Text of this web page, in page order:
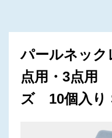
パールネック
点用・3点用
ズ 10個入り